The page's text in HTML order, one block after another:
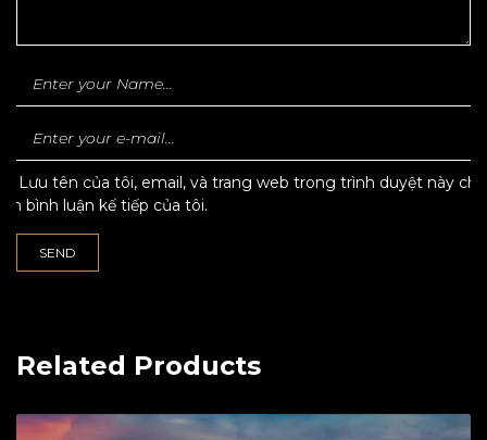
Lưu tên của tôi, email, và trang web trong trình duyệt này cho
lần bình luận kế tiếp của tôi.
Related Products